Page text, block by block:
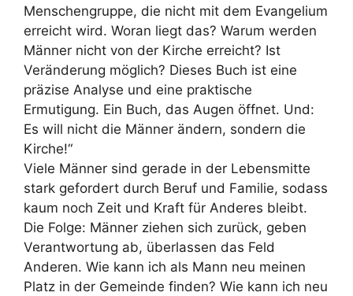
Menschengruppe, die nicht mit dem Evangelium
erreicht wird. Woran liegt das? Warum werden
Männer nicht von der Kirche erreicht? Ist
Veränderung möglich? Dieses Buch ist eine
präzise Analyse und eine praktische
Ermutigung. Ein Buch, das Augen öffnet. Und:
Es will nicht die Männer ändern, sondern die
Kirche!“
Viele Männer sind gerade in der Lebensmitte
stark gefordert durch Beruf und Familie, sodass
kaum noch Zeit und Kraft für Anderes bleibt.
Die Folge: Männer ziehen sich zurück, geben
Verantwortung ab, überlassen das Feld
Anderen. Wie kann ich als Mann neu meinen
Platz in der Gemeinde finden? Wie kann ich neu